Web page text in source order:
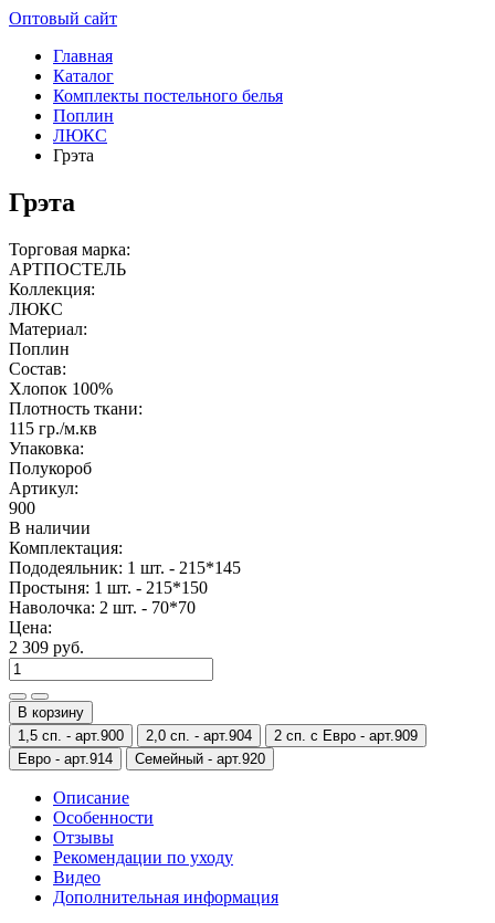
Оптовый сайт
Главная
Каталог
Комплекты постельного белья
Поплин
ЛЮКС
Грэта
Грэта
Торговая марка:
АРТПОСТЕЛЬ
Коллекция:
ЛЮКС
Материал:
Поплин
Состав:
Хлопок 100%
Плотность ткани:
115 гр./м.кв
Упаковка:
Полукороб
Артикул:
900
В наличии
Комплектация:
Пододеяльник: 1 шт. - 215*145
Простыня: 1 шт. - 215*150
Наволочка: 2 шт. - 70*70
Цена:
2 309 руб.
В корзину
1,5 сп. - арт.900 2,0 сп. - арт.904 2 сп. с Евро - арт.909
Евро - арт.914 Семейный - арт.920
Описание
Особенности
Отзывы
Рекомендации по уходу
Видео
Дополнительная информация